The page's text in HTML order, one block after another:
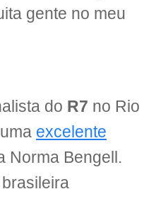
gente no meu
do R7 no Rio
excelente
Norma Bengell.